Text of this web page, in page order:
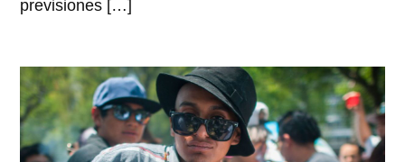
previsiones […]